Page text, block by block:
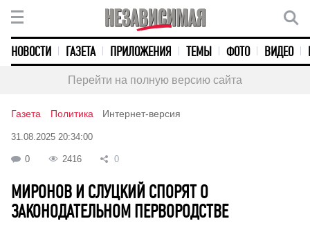
НОВОСТИ ГАЗЕТА ПРИЛОЖЕНИЯ ТЕМЫ ФОТО ВИДЕО
Перейти на полную версию сайта
Газета Политика Интернет-версия
31.08.2025 20:34:00
0 2416 0
МИРОНОВ И СЛУЦКИЙ СПОРЯТ О
ЗАКОНОДАТЕЛЬНОМ ПЕРВОРОДСТВЕ